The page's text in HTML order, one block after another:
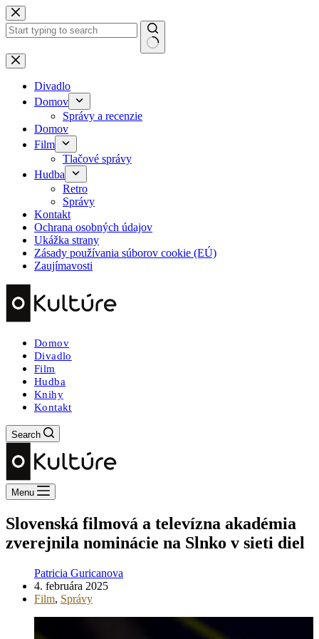
Skip
to
content
No
results
Divadlo
Domov
Správy a recenzie
Domov
Film
Tlačové správy
Hudba
Retro
Správy
Kontakt
Ochrana osobných údajov
Ukážka strany
Zásady používania súborov cookie (EÚ)
Zaujímavosti
Domov
Divadlo
Film
Hudba
Knihy
Kontakt
Search
Menu
Slovenská filmová a televízna akadémia
zverejnila nominácie na Slnko v sieti diel
Patricia Guricanova
4. februára 2025
Film, Správy